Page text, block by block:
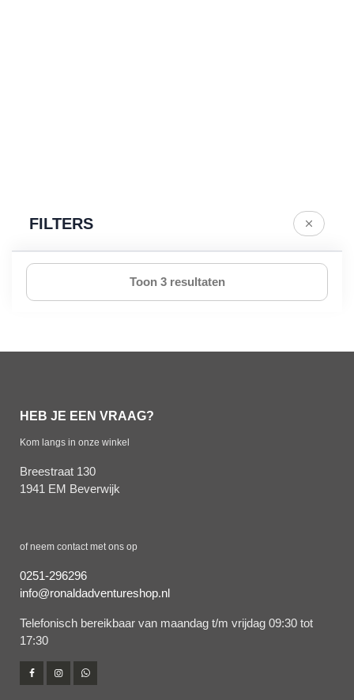
FILTERS
Toon 3 resultaten
HEB JE EEN VRAAG?
Kom langs in onze winkel
Breestraat 130
1941 EM Beverwijk
of neem contact met ons op
0251-296296
info@ronaldadventureshop.nl
Telefonisch bereikbaar van maandag t/m vrijdag 09:30 tot
17:30